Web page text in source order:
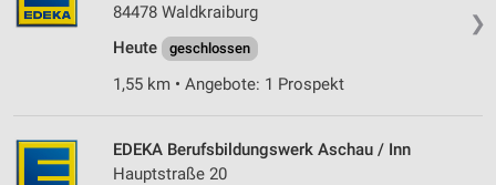
❯
84478 Waldkraiburg
Heute
geschlossen
1,55 km • Angebote: 1 Prospekt
EDEKA Berufsbildungswerk Aschau / Inn
Hauptstraße 20
Entwicklung und Verbesserung der Angebote
Verwendung genauer Standortdaten